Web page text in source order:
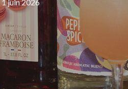
1 juin 2026